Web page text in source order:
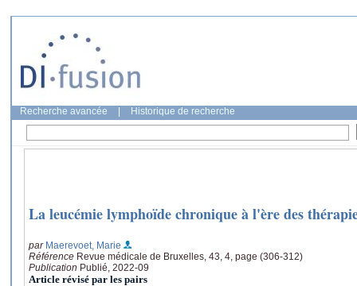
Recherche avancée Historique de recherche
La leucémie lymphoïde chronique à l'ère des
par Maerevoet, Marie
Référence Revue médicale de Bruxelles, 43, 4, page (306-312)
Publication Publié, 2022-09
Article révisé par les pairs